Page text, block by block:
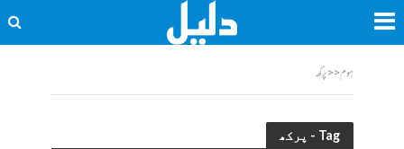
ہوم<<پرکھ
Tag - پرکھ